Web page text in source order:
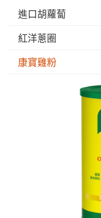
進口胡蘿蔔
紅洋蔥圈
康寶雞粉